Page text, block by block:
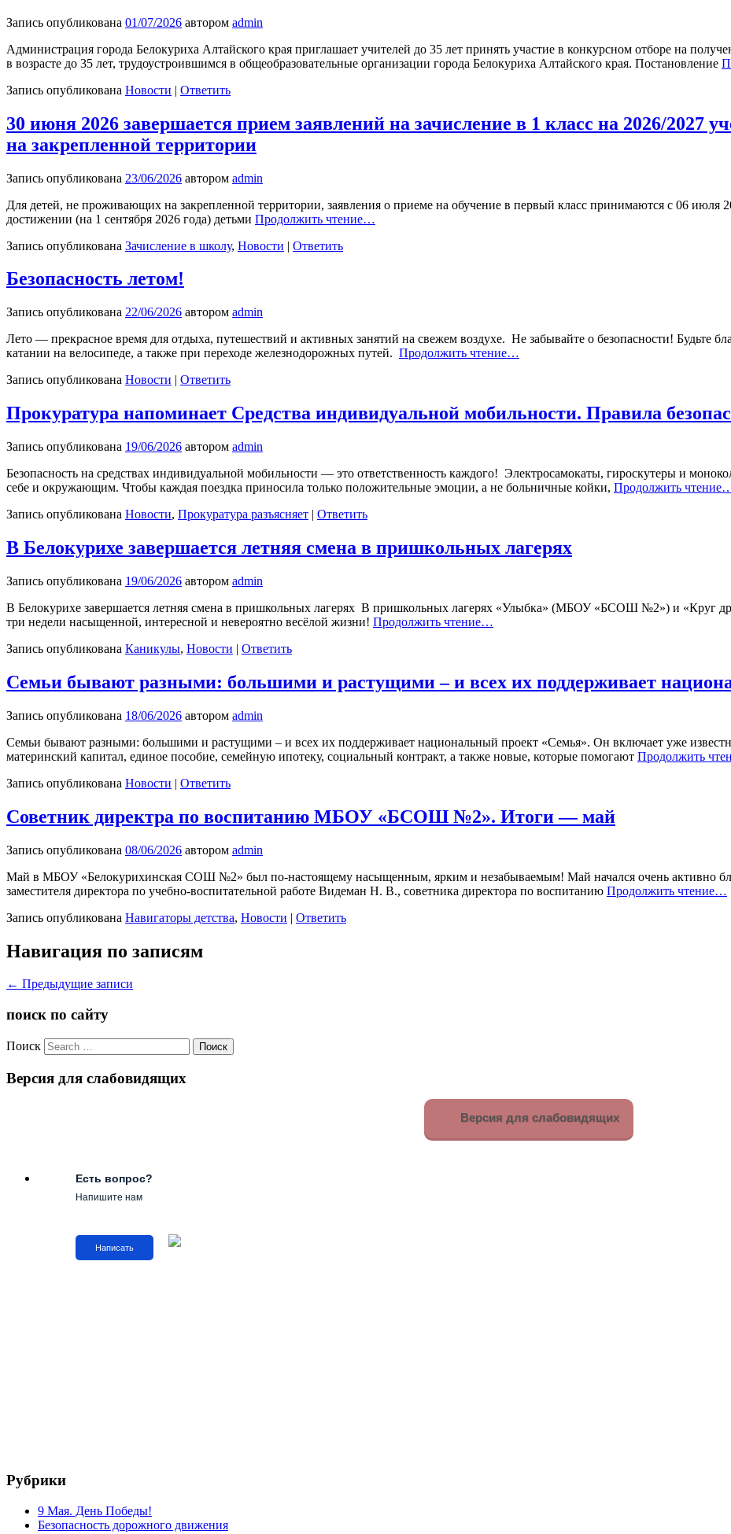
Запись опубликована 01/07/2026 автором admin
Администрация города Белокуриха Алтайского края приглашает учителей до 35 лет принять участие в конкурсном отборе на
в возрасте до 35 лет, трудоустроившимся в общеобразовательные организации города Белокуриха Алтайского края. Постановление
Запись опубликована Новости | Ответить
30 июня 2026 завершается прием заявлений на зачисление в 1 класс на 2026/2027
на закрепленной территории
Запись опубликована 23/06/2026 автором admin
Для детей, не проживающих на закрепленной территории, заявления о приеме на обучение в первый класс принимаются с 06 июля
достижении (на 1 сентября 2026 года) детьми Продолжить чтение…
Запись опубликована Зачисление в школу, Новости | Ответить
Безопасность летом!
Запись опубликована 22/06/2026 автором admin
Лето — прекрасное время для отдыха, путешествий и активных занятий на свежем воздухе. ⁣ Не забывайте о безопасности! Будьте
катании на велосипеде, а также при переходе железнодорожных путей. ⁣ Продолжить чтение…
Запись опубликована Новости | Ответить
Прокуратура напоминает Средства индивидуальной мобильности. Правила
Запись опубликована 19/06/2026 автором admin
Безопасность на средствах индивидуальной мобильности — это ответственность каждого! ⁣ Электросамокаты, гироскутеры и
себе и окружающим. Чтобы каждая поездка приносила только положительные эмоции, а не больничные койки, Продолжить
Запись опубликована Новости, Прокуратура разъясняет | Ответить
В Белокурихе завершается летняя смена в пришкольных лагерях
Запись опубликована 19/06/2026 автором admin
В Белокурихе завершается летняя смена в пришкольных лагерях ⁣ В пришкольных лагерях «Улыбка» (МБОУ «БСОШ №2») и «Круг
три недели насыщенной, интересной и невероятно весёлой жизни! Продолжить чтение…
Запись опубликована Каникулы, Новости | Ответить
Семьи бывают разными: большими и растущими – и всех их поддерживает
Запись опубликована 18/06/2026 автором admin
Семьи бывают разными: большими и растущими – и всех их поддерживает национальный проект «Семья». Он включает уже
материнский капитал, единое пособие, семейную ипотеку, социальный контракт, а также новые, которые помогают Продолжить
Запись опубликована Новости | Ответить
Советник директра по воспитанию МБОУ «БСОШ №2». Итоги — май
Запись опубликована 08/06/2026 автором admin
Май в МБОУ «Белокурихинская СОШ №2» был по-настоящему насыщенным, ярким и незабываемым! Май начался очень активно
заместителя директора по учебно-воспитательной работе Видеман Н. В., советника директора по воспитанию Продолжить чтение…
Запись опубликована Навигаторы детства, Новости | Ответить
Навигация по записям
← Предыдущие записи
поиск по сайту
Поиск
Версия для слабовидящих
Версия для слабовидящих
Есть вопрос?
Напишите нам
Написать
Рубрики
9 Мая. День Победы!
Безопасность дорожного движения